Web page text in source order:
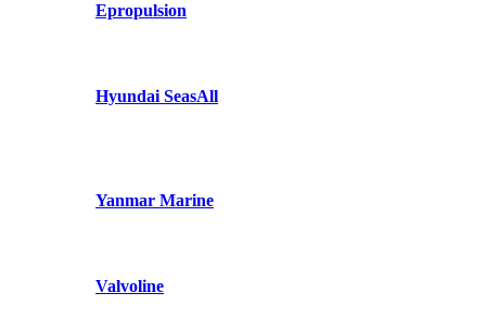
Epropulsion
Hyundai SeasAll
Yanmar Marine
Valvoline